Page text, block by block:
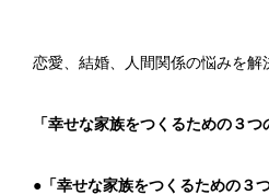
恋愛、結婚、人間関係の悩みを解
「幸せな家族をつくるための３つ
●「幸せな家族をつくるための３